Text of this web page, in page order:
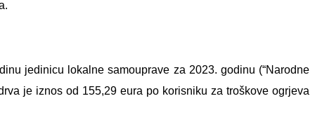
jedinicu lokalne samouprave za 2023. godinu (“Narodne
je iznos od 155,29 eura po korisniku za troškove ogrjeva